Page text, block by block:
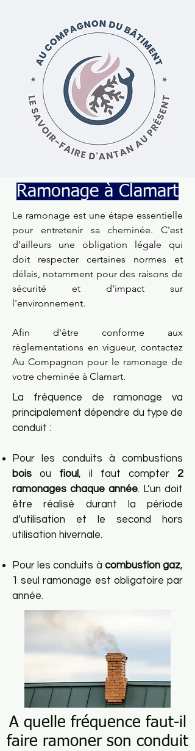
Ramonage à Clamart
Le ramonage est une étape essentielle
pour entretenir sa cheminée. C'est
d'ailleurs une obligation légale qui
doit respecter certaines normes et
délais, notamment pour des raisons de
sécurité et d'impact sur
l'environnement.
Afin d'être conforme aux
règlementations en vigueur, contactez
Au Compagnon pour le ramonage de
votre cheminée à Clamart.
La fréquence de ramonage va
principalement dépendre du type de
conduit :
Pour les conduits à combustions
bois ou fioul, il faut compter 2
ramonages chaque année. L’un doit
être réalisé durant la période
d’utilisation et le second hors
utilisation hivernale.
Pour les conduits à combustion gaz,
1 seul ramonage est obligatoire par
année.
A quelle fréquence faut-il
faire ramoner son conduit